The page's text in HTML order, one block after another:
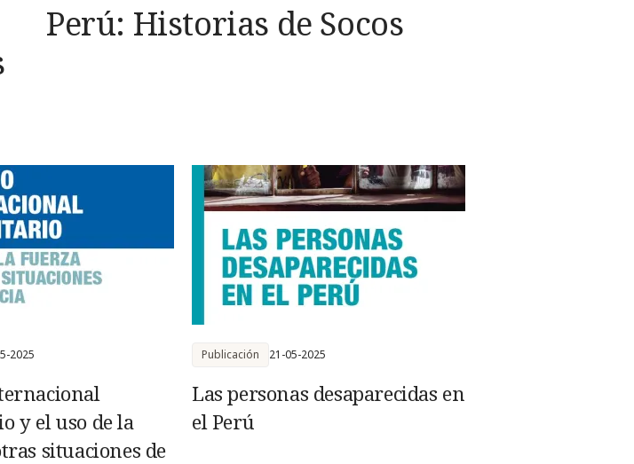
Perú: Historias de Socos
y el uso de la
situaciones de
2025
Las personas desaparecidas en
el Perú
Publicación 21-05-2025